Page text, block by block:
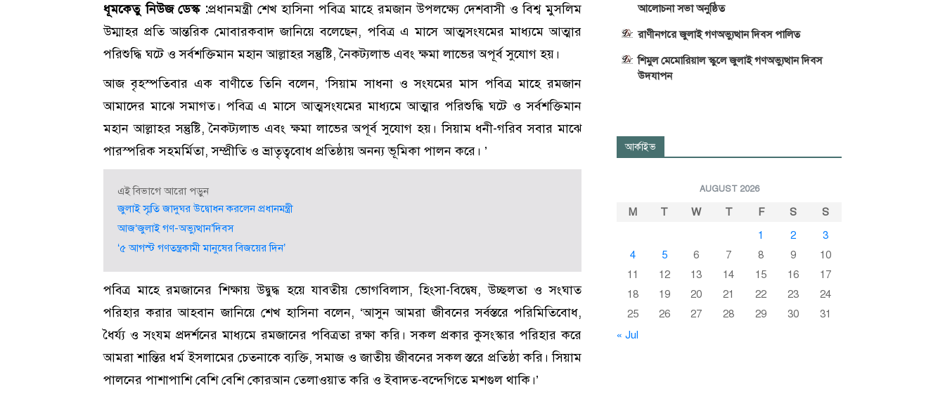
ধূমকেতু নিউজ ডেস্ক :প্রধানমন্ত্রী শেখ হাসিনা পবিত্র মাহে রমজান উপলক্ষ্যে দেশবাসী ও বিশ্ব মুসলিম
উম্মাহর প্রতি আন্তরিক মোবারকবাদ জানিয়ে বলেছেন, পবিত্র এ মাসে আত্মসংযমের মাধ্যমে আত্মার
পরিশুদ্ধি ঘটে ও সর্বশক্তিমান মহান আল্লাহর সন্তুষ্টি, নৈকট্যলাভ এবং ক্ষমা লাভের অপূর্ব সুযোগ হয়।
আজ বৃহস্পতিবার এক বাণীতে তিনি বলেন, ‘সিয়াম সাধনা ও সংযমের মাস পবিত্র মাহে রমজান
আমাদের মাঝে সমাগত। পবিত্র এ মাসে আত্মসংযমের মাধ্যমে আত্মার পরিশুদ্ধি ঘটে ও সর্বশক্তিমান
মহান আল্লাহর সন্তুষ্টি, নৈকট্যলাভ এবং ক্ষমা লাভের অপূর্ব সুযোগ হয়। সিয়াম ধনী-গরিব সবার মাঝে
পারস্পরিক সহমর্মিতা, সম্প্রীতি ও ভ্রাতৃত্ববোধ প্রতিষ্ঠায় অনন্য ভূমিকা পালন করে। ’
এই বিভাগে আরো পড়ুন
জুলাই স্মৃতি জাদুঘর উদ্বোধন করলেন প্রধানমন্ত্রী
আজ‘জুলাই গণ-অভ্যুত্থান’দিবস
‘৫ আগস্ট গণতন্ত্রকামী মানুষের বিজয়ের দিন’
পবিত্র মাহে রমজানের শিক্ষায় উদ্বুদ্ধ হয়ে যাবতীয় ভোগবিলাস, হিংসা-বিদ্বেষ, উচ্ছলতা ও সংঘাত
পরিহার করার আহবান জানিয়ে শেখ হাসিনা বলেন, ‘আসুন আমরা জীবনের সর্বস্তরে পরিমিতিবোধ,
ধৈর্য্য ও সংযম প্রদর্শনের মাধ্যমে রমজানের পবিত্রতা রক্ষা করি। সকল প্রকার কুসংস্কার পরিহার করে
আমরা শান্তির ধর্ম ইসলামের চেতনাকে ব্যক্তি, সমাজ ও জাতীয় জীবনের সকল স্তরে প্রতিষ্ঠা করি। সিয়াম
পালনের পাশাপাশি বেশি বেশি কোরআন তেলাওয়াত করি ও ইবাদত-বন্দেগিতে মশগুল থাকি।’
আলোচনা সভা অনুষ্ঠিত
রাণীনগরে জুলাই গণঅভ্যুত্থান দিবস পালিত
শিমুল মেমোরিয়াল স্কুলে জুলাই গণঅভ্যুত্থান দিবস
উদযাপন
আর্কাইভ
AUGUST 2026
M T W T F S
S
1
2
3
4
5 6 7 8 9
10
11
12 13 14 15 16
17
18
19 20 21 22 23
24
25
26 27 28 29 30
31
« Jul